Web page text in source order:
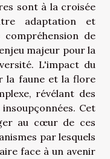
sont à la croisée
adaptation et
de
majeur pour la
L'impact du
la faune et la flore
révélant des
Cet
au cœur de ces
par lesquels
face à un avenir